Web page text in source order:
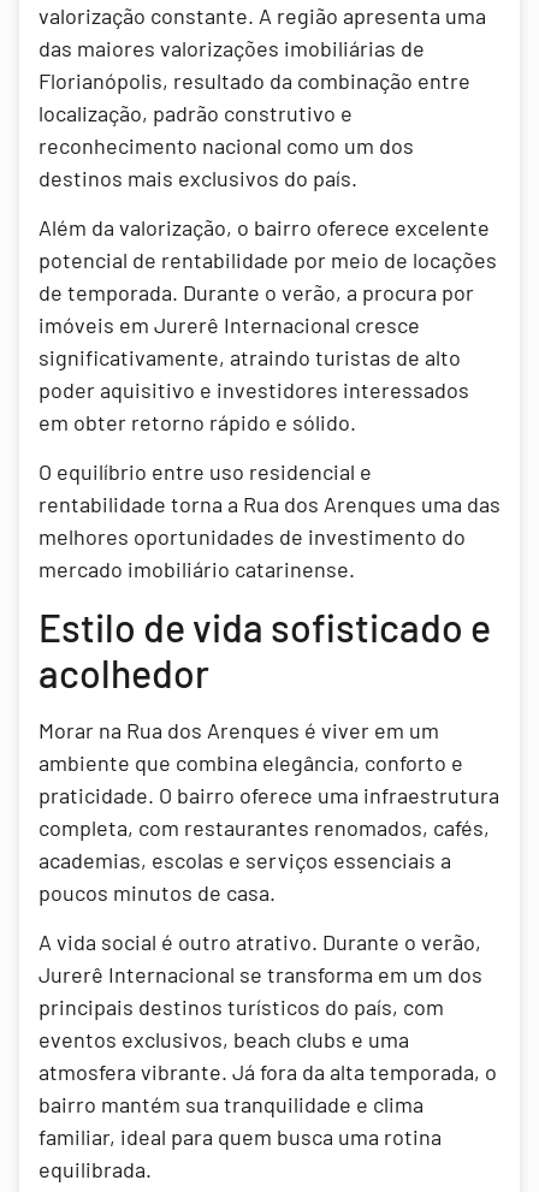
valorização constante. A região apresenta uma
das maiores valorizações imobiliárias de
Florianópolis, resultado da combinação entre
localização, padrão construtivo e
reconhecimento nacional como um dos
destinos mais exclusivos do país.
Além da valorização, o bairro oferece excelente
potencial de rentabilidade por meio de locações
de temporada. Durante o verão, a procura por
imóveis em Jurerê Internacional cresce
significativamente, atraindo turistas de alto
poder aquisitivo e investidores interessados
em obter retorno rápido e sólido.
O equilíbrio entre uso residencial e
rentabilidade torna a Rua dos Arenques uma das
melhores oportunidades de investimento do
mercado imobiliário catarinense.
Estilo de vida sofisticado e
acolhedor
Morar na Rua dos Arenques é viver em um
ambiente que combina elegância, conforto e
praticidade. O bairro oferece uma infraestrutura
completa, com restaurantes renomados, cafés,
academias, escolas e serviços essenciais a
poucos minutos de casa.
A vida social é outro atrativo. Durante o verão,
Jurerê Internacional se transforma em um dos
principais destinos turísticos do país, com
eventos exclusivos, beach clubs e uma
atmosfera vibrante. Já fora da alta temporada, o
bairro mantém sua tranquilidade e clima
familiar, ideal para quem busca uma rotina
equilibrada.